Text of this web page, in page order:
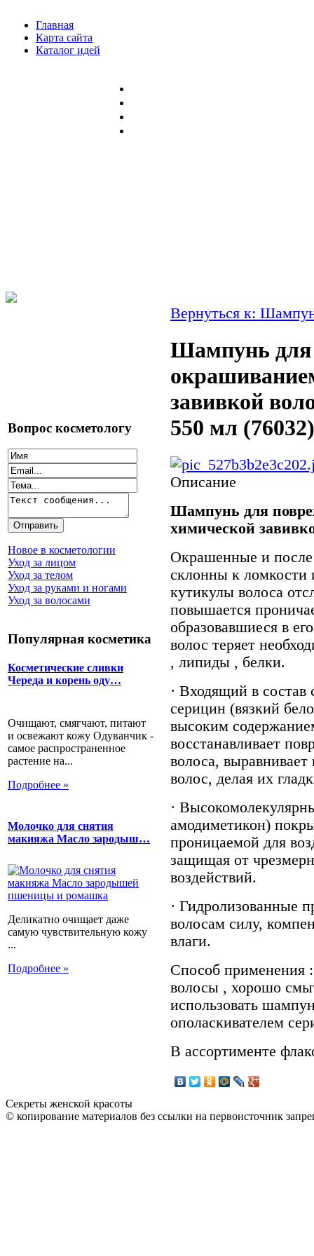
Главная
Карта сайта
Каталог идей
Вопрос косметологу
Новое в косметологии
Уход за лицом
Уход за телом
Уход за руками и ногами
Уход за волосами
Популярная косметика
Косметические сливки
Череда и корень оду…
Очищают, смягчают, питают
и освежают кожу Одуванчик -
самое распространенное
растение на...
Подробнее »
Молочко для снятия
макияжа Масло зародыш…
Деликатно очищает даже
самую чувствительную кожу
...
Подробнее »
Вернуться к:
Шампунь для
завивкой
550 мл (76032)
Описание
Шампунь для
химической
Окрашенные и
склонны к ломкости
кутикулы волоса
повышается
образовавшиеся в
волос теряет
, липиды , белки.
· Входящий в состав
серицин (вязкий
высоким
восстанавливает
волоса, выравнивает
волос, делая их
·
амодиметикон)
проницаемой для
защищая от
воздействий.
· Гидролизованные
волосам силу,
влаги.
Способ применения
волосы , хорошо
использовать
ополаскивателем
В ассортименте
Секреты женской красоты
© копирование материалов без ссылки на первоисточник